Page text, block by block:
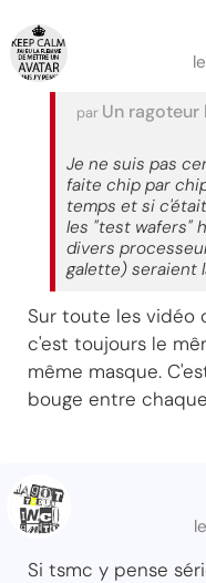
par Un ragoteur
Je ne suis pas
faite chip par
temps et si
les "test wafers"
divers
galette) seraient
Sur toute les vidéo
c'est toujours le
même masque.
bouge entre
Si tsmc y pense